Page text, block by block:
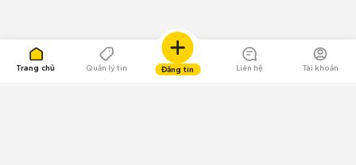
Trang chủ Quản lý tin Đăng tin Liên hệ Tài khoản